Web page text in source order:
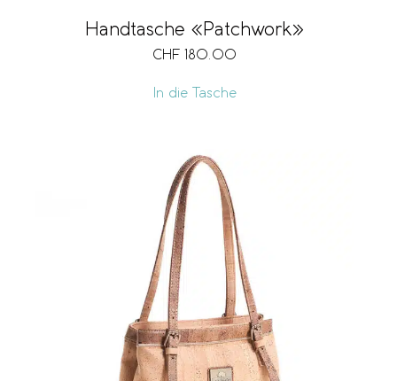
Handtasche «Patchwork»
CHF 180.00
In die Tasche